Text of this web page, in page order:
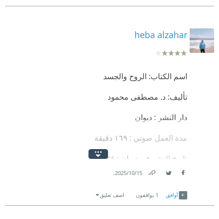
heba alzahar
اسم الكتاب: الروح والجسد
تأليف: د. مصطفى محمود
دار النشر : ديوان
مدة العمل صوتي : ١٦٩ دقيقة
تاريخ النشر في ديوان : ٢٠٢٤
أبجد / صوتي
15‏/10‏/2025
.
أوافق 1 يوافقون اضف تعليق